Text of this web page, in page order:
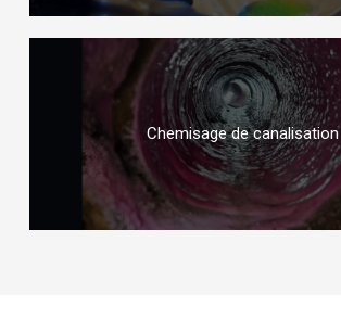
Chemisage de canalisation